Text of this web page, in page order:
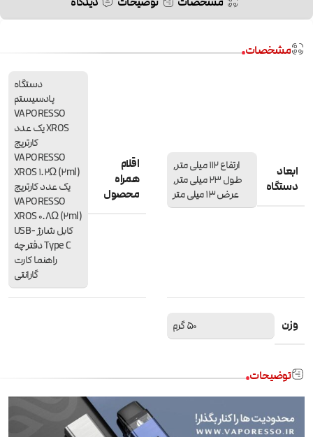
مشخصات
ابعاد
دستگاه
ارتفاع 112 میلی متر,
طول 23 میلی متر,
عرض 13 میلی متر
اقلام
همراه
محصول
دستگاه
پادسیستم
VAPORESSO
XROS یک عدد
کارتریج
VAPORESSO
XROS 1.2Ω (2ml)
یک عدد کارتریج
VAPORESSO
XROS 0.8Ω (2ml)
کابل شارژ USB-
Type C دفترچه
راهنما کارت
گارانتی
وزن 50 گرم
توضیحات